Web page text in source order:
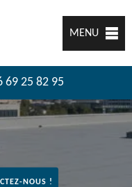
MENU
69 25 82 95
NOUS !